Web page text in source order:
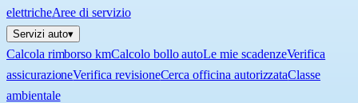
elettricheAree di servizio
Servizi auto▾
Calcola rimborso kmCalcolo bollo autoLe mie scadenzeVerifica
assicurazioneVerifica revisioneCerca officina autorizzataClasse
ambientale